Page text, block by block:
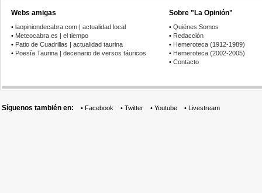
Webs amigas
• laopiniondecabra.com | actualidad local
• Meteocabra.es | el tiempo
• Patio de Cuadrillas | actualidad taurina
• Poesía Taurina | decenario de versos táuricos
Sobre "La Opinión"
• Quiénes Somos
• Redacción
• Hemeroteca (1912-1989)
• Hemeroteca (2002-2005)
• Contacto
Síguenos también en: • Facebook • Twitter • Youtube • Livestream